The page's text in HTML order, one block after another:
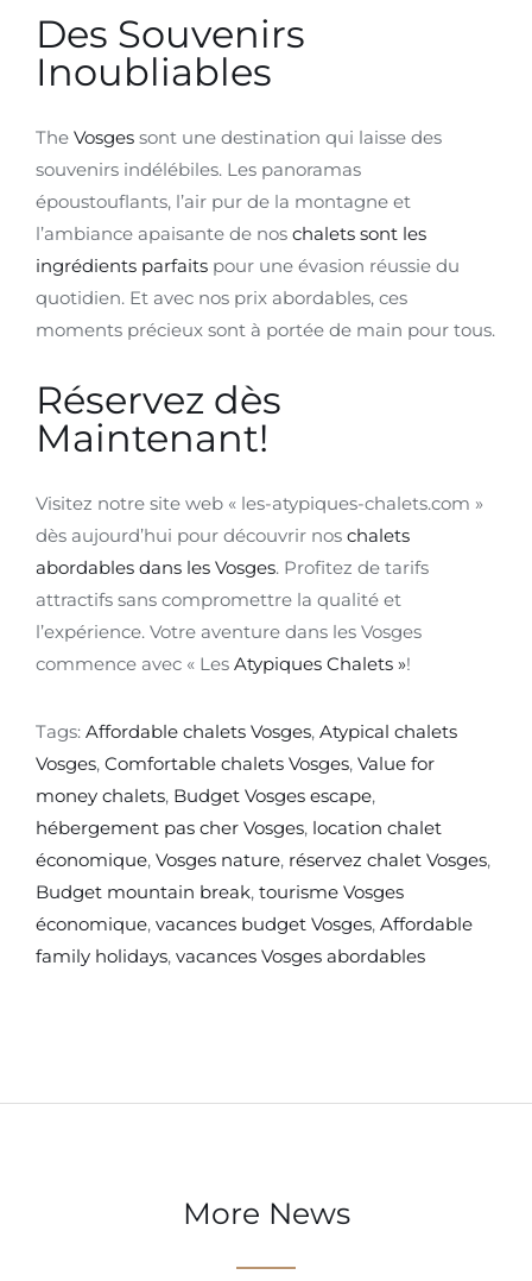
Des Souvenirs
Inoubliables
The Vosges sont une destination qui laisse des
souvenirs indélébiles. Les panoramas
époustouflants, l’air pur de la montagne et
l’ambiance apaisante de nos chalets sont les
ingrédients parfaits pour une évasion réussie du
quotidien. Et avec nos prix abordables, ces
moments précieux sont à portée de main pour tous.
Réservez dès
Maintenant!
Visitez notre site web « les-atypiques-chalets.com »
dès aujourd’hui pour découvrir nos chalets
abordables dans les Vosges. Profitez de tarifs
attractifs sans compromettre la qualité et
l’expérience. Votre aventure dans les Vosges
commence avec « Les Atypiques Chalets »!
Tags: Affordable chalets Vosges, Atypical chalets
Vosges, Comfortable chalets Vosges, Value for
money chalets, Budget Vosges escape,
hébergement pas cher Vosges, location chalet
économique, Vosges nature, réservez chalet Vosges,
Budget mountain break, tourisme Vosges
économique, vacances budget Vosges, Affordable
family holidays, vacances Vosges abordables
More News